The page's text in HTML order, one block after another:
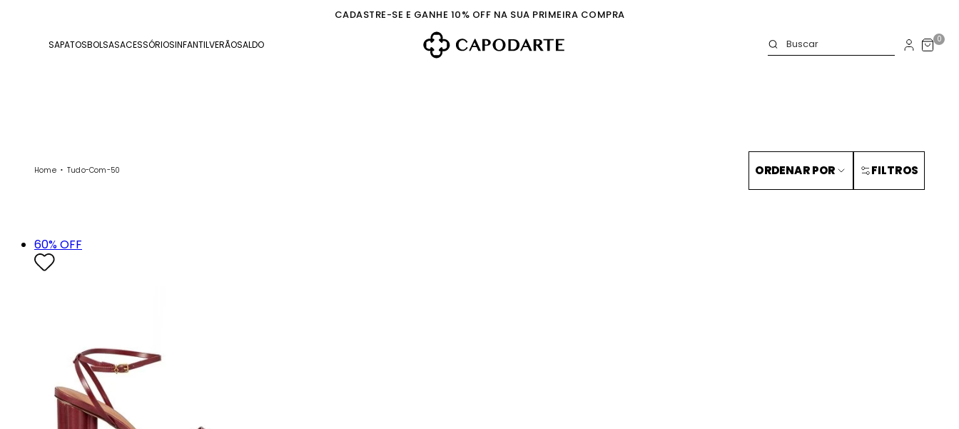
CADASTRE-SE E GANHE 10% OFF NA SUA PRIMEIRA COMPRA
SAPATOSBOLSASACESSÓRIOSINFANTILVERÃOSALDO 0
Home Tudo-Com-50 FILTROS
ORDENAR POR
60% OFF